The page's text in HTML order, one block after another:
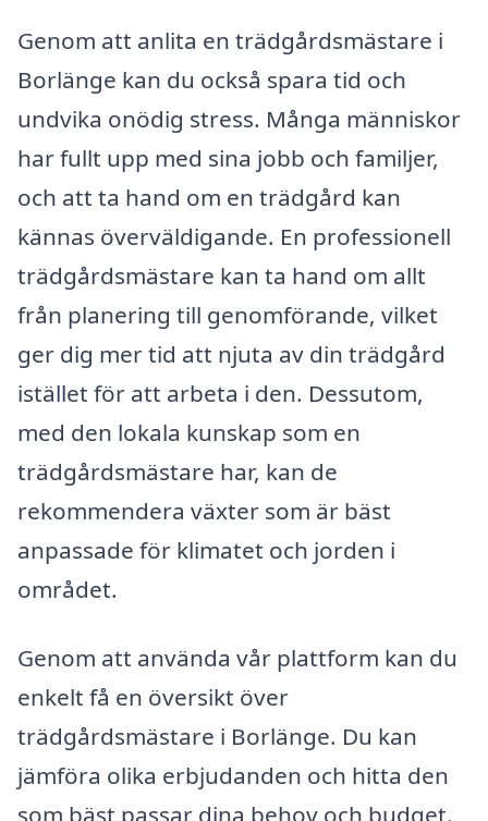
Genom att anlita en trädgårdsmästare i
Borlänge kan du också spara tid och
undvika onödig stress. Många människor
har fullt upp med sina jobb och familjer,
och att ta hand om en trädgård kan
kännas överväldigande. En professionell
trädgårdsmästare kan ta hand om allt
från planering till genomförande, vilket
ger dig mer tid att njuta av din trädgård
istället för att arbeta i den. Dessutom,
med den lokala kunskap som en
trädgårdsmästare har, kan de
rekommendera växter som är bäst
anpassade för klimatet och jorden i
området.
Genom att använda vår plattform kan du
enkelt få en översikt över
trädgårdsmästare i Borlänge. Du kan
jämföra olika erbjudanden och hitta den
som bäst passar dina behov och budget.